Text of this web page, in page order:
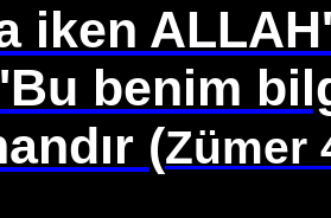
iken
benim
(Zümer